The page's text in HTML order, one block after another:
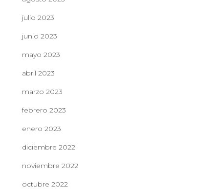
julio 2023
junio 2023
mayo 2023
abril 2023
marzo 2023
febrero 2023
enero 2023
diciembre 2022
noviembre 2022
octubre 2022